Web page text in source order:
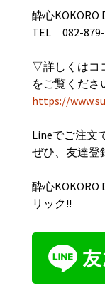
酔心KOKORO
TEL 082-879-
▽詳しくはコ
をご覧くだ
https://
Lineでご注文
ぜひ、友達登
酔心KOKORO
リック!!